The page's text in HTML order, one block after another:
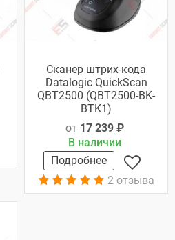
Сканер штрих-кода
Datalogic QuickScan
QBT2500 (QBT2500-BK-
BTK1)
от 17 239 ₽
В наличии
Подробнее
2 отзыва